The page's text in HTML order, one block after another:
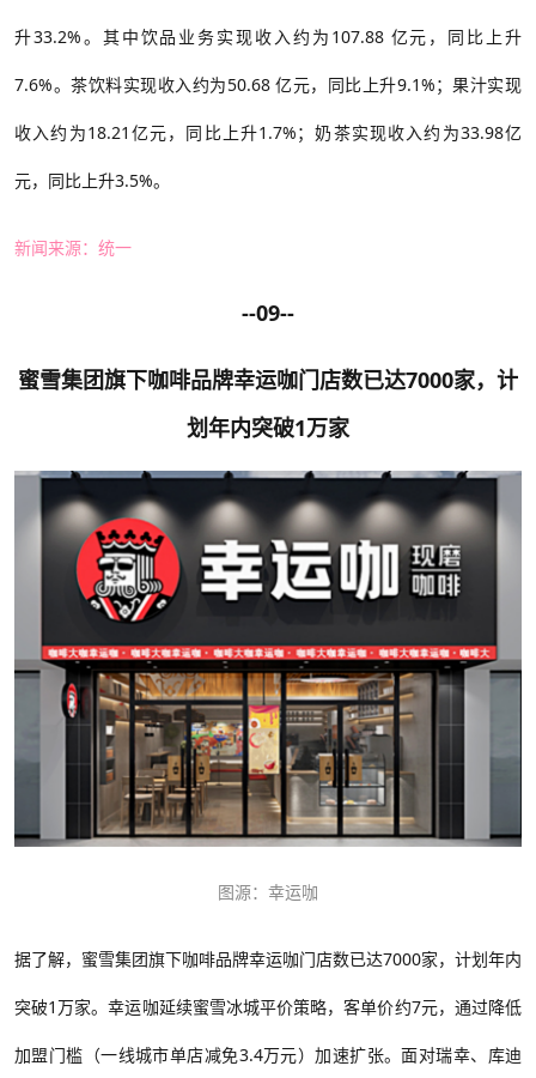
升33.2%。其中饮品业务实现收入约为107.88 亿元，同比上升
7.6%。茶饮料实现收入约为50.68 亿元，同比上升9.1%；果汁实现
收入约为18.21亿元，同比上升1.7%；奶茶实现收入约为33.98亿
元，同比上升3.5%。
新闻来源：统一
--09--
蜜雪集团旗下咖啡品牌幸运咖门店数已达7000家，计
划年内突破1万家
图源：幸运咖
据了解， 蜜雪集团旗下咖啡品牌幸运咖门店数已达7000家，计划年内
突破1万家。幸运咖延续蜜雪冰城平价策略，客单价约7元，通过降低
加盟门槛（一线城市单店减免3.4万元）加速扩张。面对瑞幸、库迪